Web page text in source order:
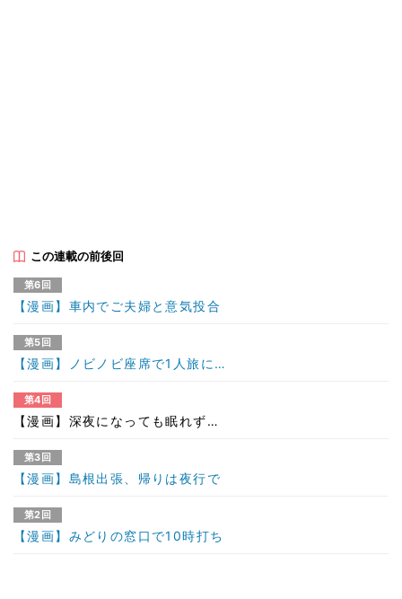
この連載の前後回
第6回
【漫画】車内でご夫婦と意気投合
第5回
【漫画】ノビノビ座席で1人旅に…
第4回
【漫画】深夜になっても眠れず…
第3回
【漫画】島根出張、帰りは夜行で
第2回
【漫画】みどりの窓口で10時打ち